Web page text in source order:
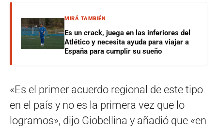
MIRÁ TAMBIÉN
Es un crack, juega en las inferiores del
Atlético y necesita ayuda para viajar a
España para cumplir su sueño
«Es el primer acuerdo regional de este tipo
en el país y no es la primera vez que lo
logramos», dijo Giobellina y añadió que «en